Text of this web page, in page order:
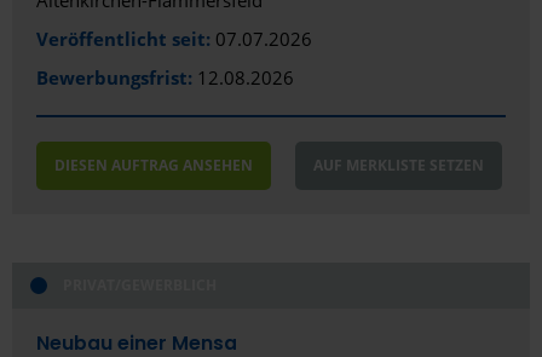
Veröffentlicht seit: 07.07.2026
Bewerbungsfrist: 12.08.2026
DIESEN AUFTRAG ANSEHEN AUF MERKLISTE SETZEN
Neubau einer Mensa